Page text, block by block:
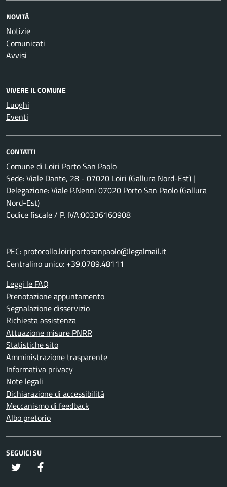
NOVITÀ
Notizie
Comunicati
Avvisi
VIVERE IL COMUNE
Luoghi
Eventi
CONTATTI
Comune di Loiri Porto San Paolo
Sede: Viale Dante, 28 - 07020 Loiri (Gallura Nord-Est) |
Delegazione: Viale P.Nenni 07020 Porto San Paolo (Gallura
Nord-Est)
Codice fiscale / P. IVA:00336160908
PEC: protocollo.loiriportosanpaolo@legalmail.it
Centralino unico: +39.0789.48111
Leggi le FAQ
Prenotazione appuntamento
Segnalazione disservizio
Richiesta assistenza
Attuazione misure PNRR
Statistiche sito
Amministrazione trasparente
Informativa privacy
Note legali
Dichiarazione di accessibilità
Meccanismo di feedback
Albo pretorio
SEGUICI SU
twitter